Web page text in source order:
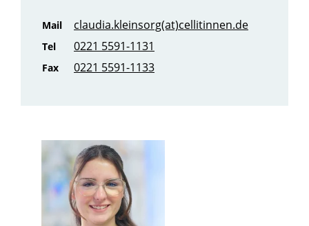
Mail claudia.kleinsorg(at)cellitinnen.de
Tel 0221 5591-1131
Fax 0221 5591-1133